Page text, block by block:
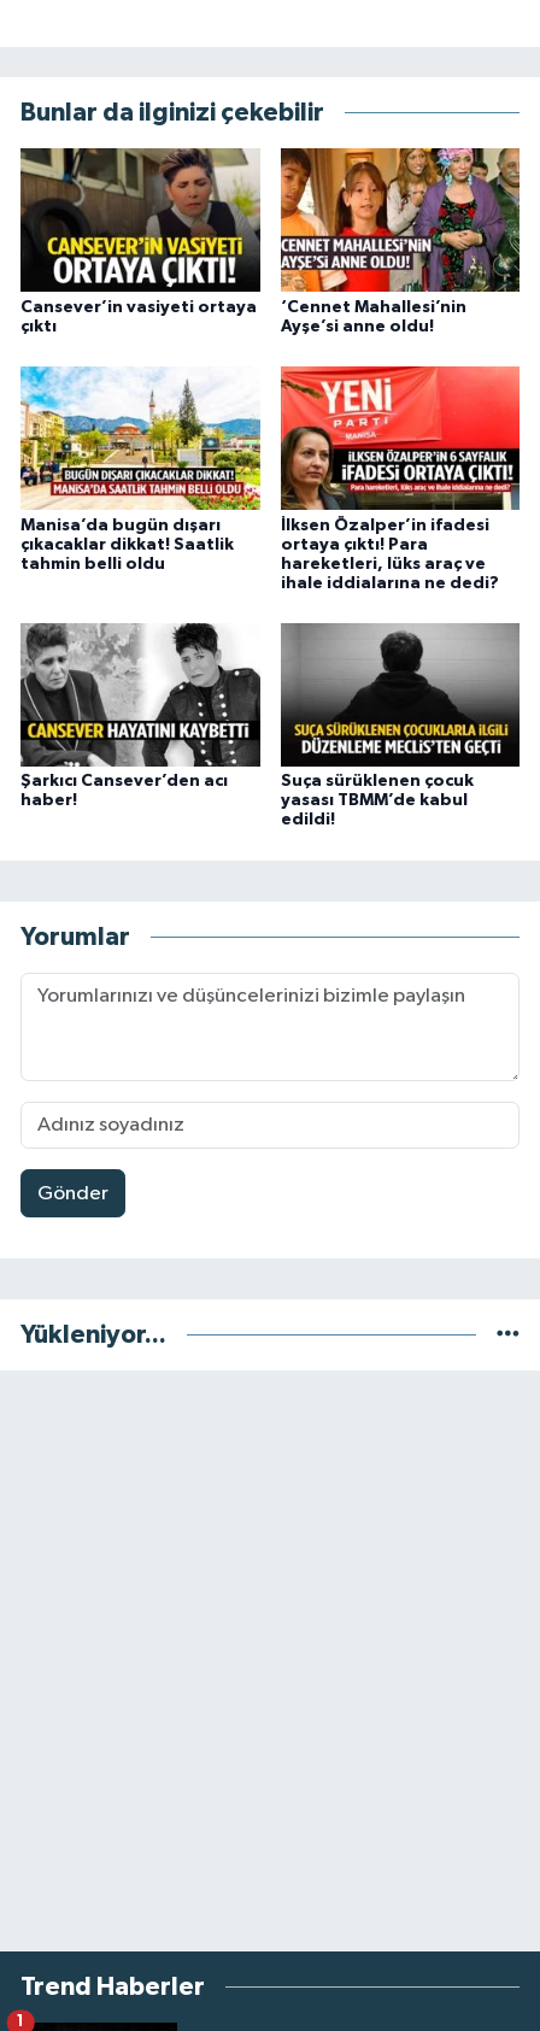
Bunlar da ilginizi çekebilir
Cansever’in vasiyeti ortaya
çıktı
‘Cennet Mahallesi’nin
Ayşe’si anne oldu!
Manisa’da bugün dışarı
çıkacaklar dikkat! Saatlik
tahmin belli oldu
İlksen Özalper’in ifadesi
ortaya çıktı! Para
hareketleri, lüks araç ve
ihale iddialarına ne dedi?
Şarkıcı Cansever’den acı
haber!
Suça sürüklenen çocuk
yasası TBMM’de kabul
edildi!
Yorumlar
Gönder
Yükleniyor...
Trend Haberler